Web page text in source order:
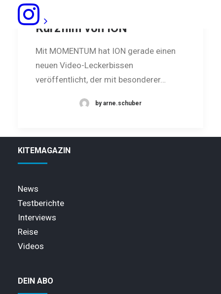
MOMENTUM: Neuer
Kurzfilm von ION
Mit MOMENTUM hat ION gerade einen
neuen Video-Leckerbissen
veröffentlicht, der mit besonderer…
by arne.schuber
KITEMAGAZIN
News
Testberichte
Interviews
Reise
Videos
DEIN ABO